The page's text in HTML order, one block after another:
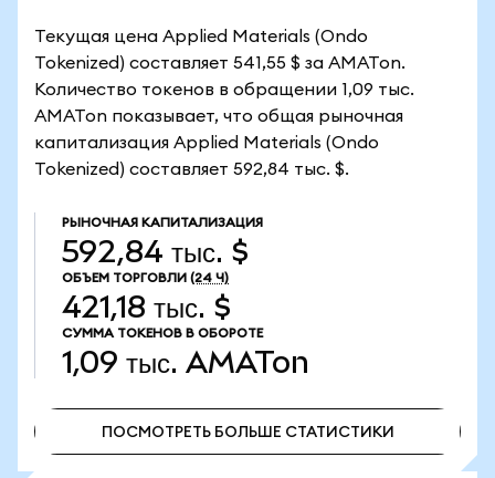
Текущая цена Applied Materials (Ondo
Tokenized) составляет 541,55 $ за AMATon.
Количество токенов в обращении 1,09 тыс.
AMATon показывает, что общая рыночная
капитализация Applied Materials (Ondo
Tokenized) составляет 592,84 тыс. $.
РЫНОЧНАЯ КАПИТАЛИЗАЦИЯ
592,84 тыс. $
ОБЪЕМ ТОРГОВЛИ (24 Ч)
421,18 тыс. $
СУММА ТОКЕНОВ В ОБОРОТЕ
1,09 тыс. AMATon
ПОСМОТРЕТЬ БОЛЬШЕ СТАТИСТИКИ